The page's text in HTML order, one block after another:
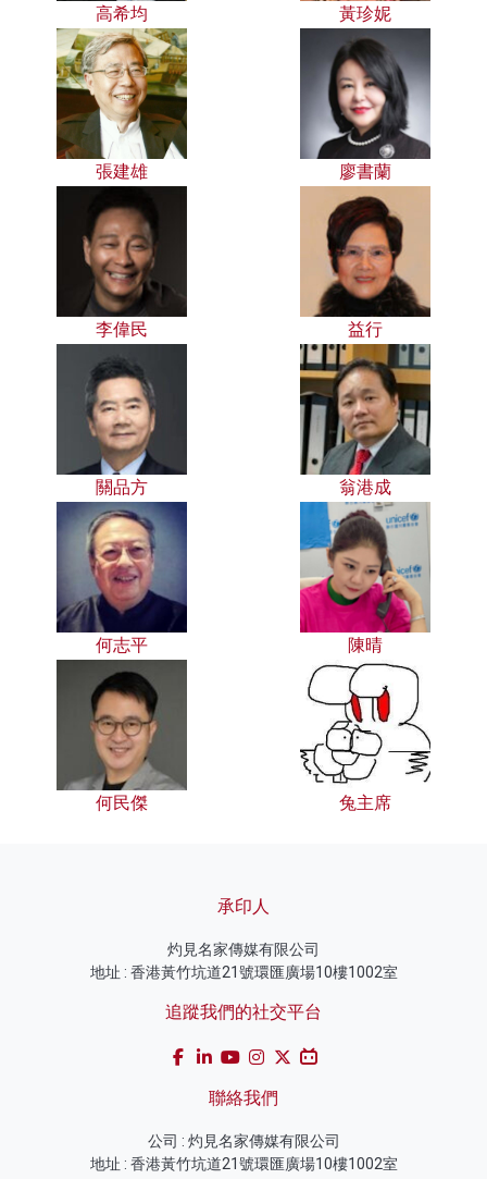
高希均 黃珍妮
張建雄 廖書蘭
李偉民 益行
關品方 翁港成
何志平 陳晴
何民傑 兔主席
承印人
灼見名家傳媒有限公司
地址 : 香港黃竹坑道21號環匯廣場10樓1002室
追蹤我們的社交平台
聯絡我們
公司 : 灼見名家傳媒有限公司
地址 : 香港黃竹坑道21號環匯廣場10樓1002室